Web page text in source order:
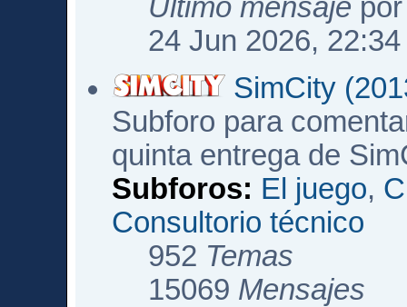
Último mensaje
24 Jun 2026, 22:34
SimCity
Subforo para
quinta entrega de
Subforos: El juego,
Consultorio técnico
952 Temas
15069 Mensajes